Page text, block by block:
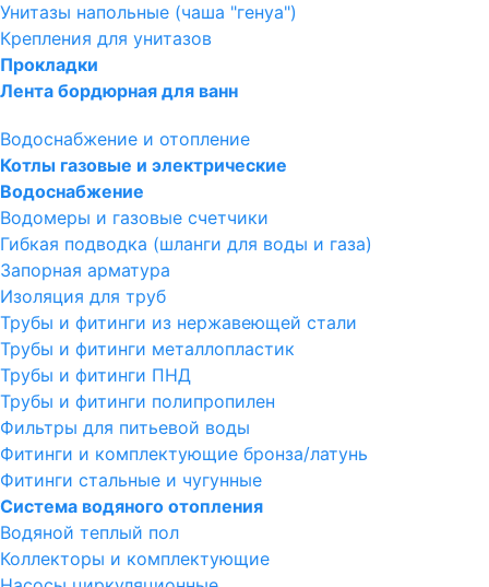
Унитазы напольные (чаша "генуа")
Крепления для унитазов
Прокладки
Лента бордюрная для ванн
Водоснабжение и отопление
Котлы газовые и электрические
Водоснабжение
Водомеры и газовые счетчики
Гибкая подводка (шланги для воды и газа)
Запорная арматура
Изоляция для труб
Трубы и фитинги из нержавеющей стали
Трубы и фитинги металлопластик
Трубы и фитинги ПНД
Трубы и фитинги полипропилен
Фильтры для питьевой воды
Фитинги и комплектующие бронза/латунь
Фитинги стальные и чугунные
Система водяного отопления
Водяной теплый пол
Коллекторы и комплектующие